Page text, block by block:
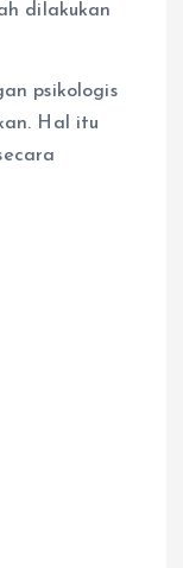
dilakukan
psikologis
Hal itu